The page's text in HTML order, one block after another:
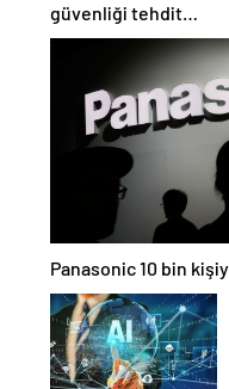
güvenliği tehdit
ediyor
Panasonic 10 bin